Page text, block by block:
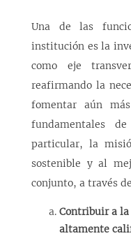
Una de las
institución es la
como eje
reafirmando la
fomentar aún
fundamentales
particular, la
sostenible y al
conjunto, a través
Contribuir a la
altamente